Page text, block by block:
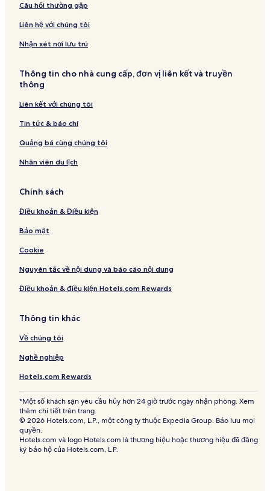
Câu hỏi thường gặp
Liên hệ với chúng tôi
Nhận xét nơi lưu trú
Thông tin cho nhà cung cấp, đơn vị liên kết và truyền
thông
Liên kết với chúng tôi
Tin tức & báo chí
Quảng bá cùng chúng tôi
Nhân viên du lịch
Chính sách
Điều khoản & Điều kiện
Bảo mật
Cookie
Nguyên tắc về nội dung và báo cáo nội dung
Điều khoản & điều kiện Hotels.com Rewards
Thông tin khác
Về chúng tôi
Nghề nghiệp
Hotels.com Rewards
*Một số khách sạn yêu cầu hủy hơn 24 giờ trước ngày nhận phòng. Xem
thêm chi tiết trên trang.
© 2026 Hotels.com, L.P., một công ty thuộc Expedia Group. Bảo lưu mọi
quyền.
Hotels.com và logo Hotels.com là thương hiệu hoặc thương hiệu đã đăng
ký bảo hộ của Hotels.com, L.P.